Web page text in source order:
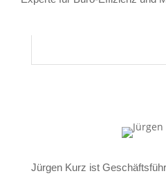
Jürgen Kurz ist